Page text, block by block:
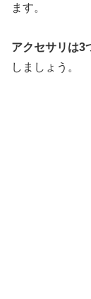
ます。
アクセサリは3
しましょう。